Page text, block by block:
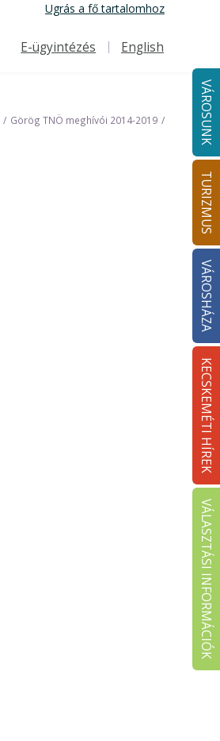
Ugrás a fő tartalomhoz
Felső navigáció
E-ügyintézés English
VÁROSUNK
TURIZMUS
VÁROSHÁZA
KECSKEMÉTI HÍREK
VÁLASZTÁSI INFORMÁCIÓK
Görög TNÖ meghívói 2014-2019